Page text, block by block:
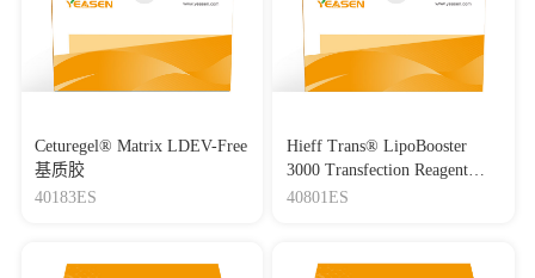
Ceturegel® Matrix LDEV-Free
基质胶
40183ES
Hieff Trans® LipoBooster
3000 Transfection Reagent
Lipo3000转染试剂
40801ES